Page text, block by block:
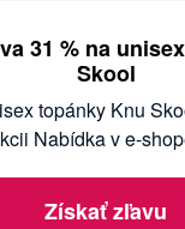
31 % na
Skool
topánky Knu
Nabídka v e-
Získať zľavu